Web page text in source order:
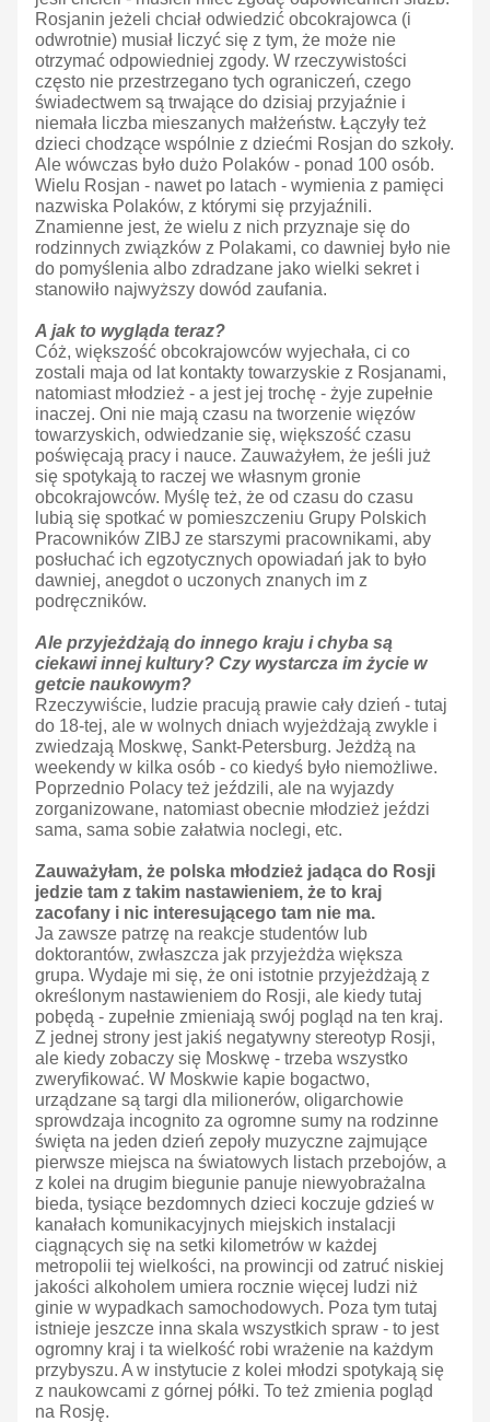
Rosjanin jeżeli chciał odwiedzić obcokrajowca (i
odwrotnie) musiał liczyć się z tym, że może nie
otrzymać odpowiedniej zgody. W rzeczywistości
często nie przestrzegano tych ograniczeń, czego
świadectwem są trwające do dzisiaj przyjaźnie i
niemała liczba mieszanych małżeństw. Łączyły też
dzieci chodzące wspólnie z dziećmi Rosjan do szkoły.
Ale wówczas było dużo Polaków - ponad 100 osób.
Wielu Rosjan - nawet po latach - wymienia z pamięci
nazwiska Polaków, z którymi się przyjaźnili.
Znamienne jest, że wielu z nich przyznaje się do
rodzinnych związków z Polakami, co dawniej było nie
do pomyślenia albo zdradzane jako wielki sekret i
stanowiło najwyższy dowód zaufania.
A jak to wygląda teraz?
Cóż, większość obcokrajowców wyjechała, ci co
zostali maja od lat kontakty towarzyskie z Rosjanami,
natomiast młodzież - a jest jej trochę - żyje zupełnie
inaczej. Oni nie mają czasu na tworzenie więzów
towarzyskich, odwiedzanie się, większość czasu
poświęcają pracy i nauce. Zauważyłem, że jeśli już
się spotykają to raczej we własnym gronie
obcokrajowców. Myślę też, że od czasu do czasu
lubią się spotkać w pomieszczeniu Grupy Polskich
Pracowników ZIBJ ze starszymi pracownikami, aby
posłuchać ich egzotycznych opowiadań jak to było
dawniej, anegdot o uczonych znanych im z
podręczników.
Ale przyjeżdżają do innego kraju i chyba są
ciekawi innej kultury? Czy wystarcza im życie w
getcie naukowym?
Rzeczywiście, ludzie pracują prawie cały dzień - tutaj
do 18-tej, ale w wolnych dniach wyjeżdżają zwykle i
zwiedzają Moskwę, Sankt-Petersburg. Jeżdżą na
weekendy w kilka osób - co kiedyś było niemożliwe.
Poprzednio Polacy też jeździli, ale na wyjazdy
zorganizowane, natomiast obecnie młodzież jeździ
sama, sama sobie załatwia noclegi, etc.
Zauważyłam, że polska młodzież jadąca do Rosji
jedzie tam z takim nastawieniem, że to kraj
zacofany i nic interesującego tam nie ma.
Ja zawsze patrzę na reakcje studentów lub
doktorantów, zwłaszcza jak przyjeżdża większa
grupa. Wydaje mi się, że oni istotnie przyjeżdżają z
określonym nastawieniem do Rosji, ale kiedy tutaj
pobędą - zupełnie zmieniają swój pogląd na ten kraj.
Z jednej strony jest jakiś negatywny stereotyp Rosji,
ale kiedy zobaczy się Moskwę - trzeba wszystko
zweryfikować. W Moskwie kapie bogactwo,
urządzane są targi dla milionerów, oligarchowie
sprowdzaja incognito za ogromne sumy na rodzinne
święta na jeden dzień zepoły muzyczne zajmujące
pierwsze miejsca na światowych listach przebojów, a
z kolei na drugim biegunie panuje niewyobrażalna
bieda, tysiące bezdomnych dzieci koczuje gdzieś w
kanałach komunikacyjnych miejskich instalacji
ciągnących się na setki kilometrów w każdej
metropolii tej wielkości, na prowincji od zatruć niskiej
jakości alkoholem umiera rocznie więcej ludzi niż
ginie w wypadkach samochodowych. Poza tym tutaj
istnieje jeszcze inna skala wszystkich spraw - to jest
ogromny kraj i ta wielkość robi wrażenie na każdym
przybyszu. A w instytucie z kolei młodzi spotykają się
z naukowcami z górnej półki. To też zmienia pogląd
na Rosję.